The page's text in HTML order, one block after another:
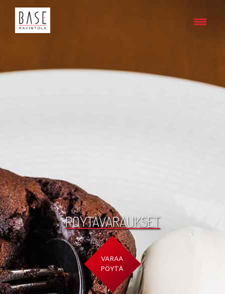
PÖYTÄVARAUKSET
VARAA
PÖYTÄ